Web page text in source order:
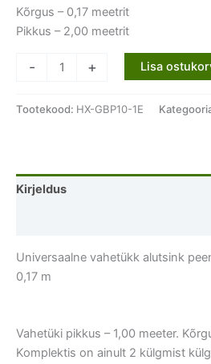
Kõrgus – 0,17 meetrit
Pikkus – 2,00 meetrit
-
Universaalne
0,17
m
+ Lisa
Tootekood: HX-GBP10-1E
Kirjeldus
Universaalne vahetükk alutsink
0,17 m
Vahetüki pikkus – 1,00 meeter.
Komplektis on ainult 2 külgmist